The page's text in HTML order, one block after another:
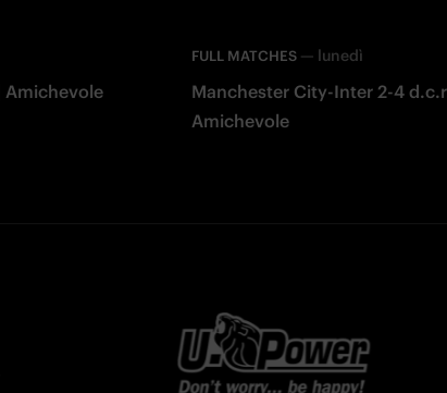
Amichevole
FULL MATCHES— lunedì
Manchester City-Inter 2-4
Amichevole